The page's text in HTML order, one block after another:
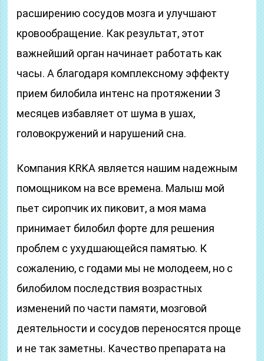
расширению сосудов мозга и улучшают
кровообращение. Как результат, этот
важнейший орган начинает работать как
часы. А благодаря комплексному эффекту
прием билобила интенс на протяжении 3
месяцев избавляет от шума в ушах,
головокружений и нарушений сна.
Компания KRKA является нашим надежным
помощником на все времена. Малыш мой
пьет сиропчик их пиковит, а моя мама
принимает билобил форте для решения
проблем с ухудшающейся памятью. К
сожалению, с годами мы не молодеем, но с
билобилом последствия возрастных
изменений по части памяти, мозговой
деятельности и сосудов переносятся проще
и не так заметны. Качество препарата на